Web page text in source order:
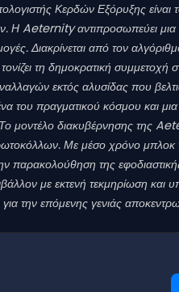
Κερδών Εξόρυξης είναι
Η Aeternity αντιπροσωπεύει
Διακρίνεται από τον
τη δημοκρατική συμμετοχή
εκτός αλυσίδας που
πραγματικού κόσμου και μια
μοντέλο διακυβέρνησης της
Με μέσο χρόνο μπλοκ
παρακολούθηση της
με εκτενή τεκμηρίωση
την επόμενης γενιάς